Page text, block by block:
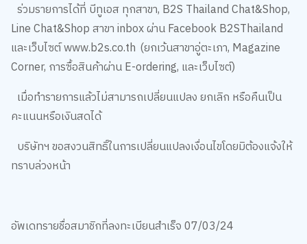
ร่วมรายการได้ที่ บีทูเอส ทุกสาขา, B2S Thailand Chat&Shop,
Line Chat&Shopสาขาinboxผ่านFacebook B2SThailand
และเว็บไซต์www.b2s.co.th (ยกเว้นสาขาอู่ตะเภา, Magazine
Corner, การซื้อสินค้าผ่านE-ordering, และเว็บไซต์)
เมื่อทำรายการแล้วไม่สามารถเปลี่ยนแปลง ยกเลิก หรือคืนเป็น
คะแนนหรือเงินสดได้
บริษัทฯ ขอสงวนสิทธิ์ในการเปลี่ยนแปลงเงื่อนไขโดยมิต้องแจ้งให้
ทราบล่วงหน้า
อัพเดทรายชื่อสมาชิกที่ลงทะเบียนสำเร็จ 07/03/24